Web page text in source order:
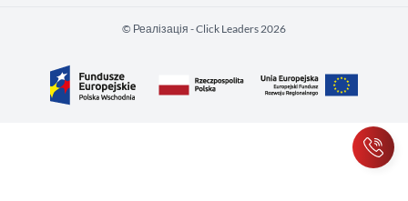
©️ Реалізація - Click Leaders 2026